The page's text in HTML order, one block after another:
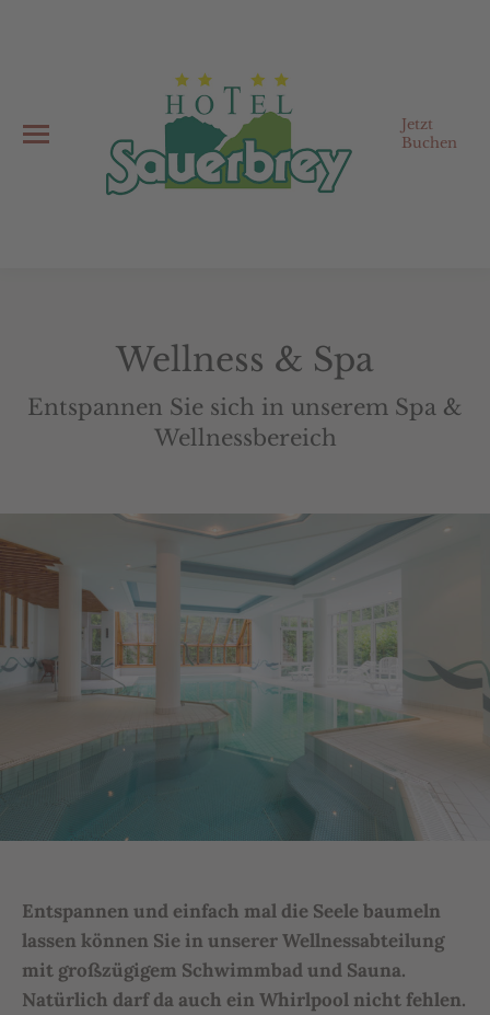
Jetzt
Buchen
Wellness & Spa
Entspannen Sie sich in unserem Spa &
Wellnessbereich
Entspannen und einfach mal die Seele baumeln
lassen können Sie in unserer Wellnessabteilung
mit großzügigem Schwimmbad und Sauna.
Natürlich darf da auch ein Whirlpool nicht fehlen.